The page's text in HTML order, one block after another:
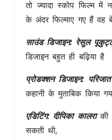
तो ज्यादा स्कोप फिल्म में
के अंदर फिल्माए गए हैं वह
साउंड डिजाइन: रेसुल
डिजाइन बहुत ही बढ़िया है
प्रोडक्शन डिजाइन: परिजात
कहानी के मुताबिक किया
एडिटिंग: दीपिका कालराकी
सकती थी,